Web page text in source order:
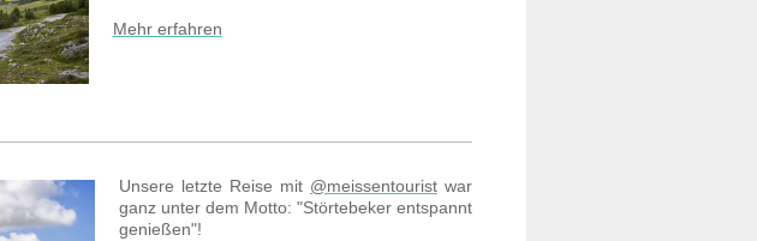
Mehr erfahren
Unsere letzte Reise mit @meissentourist war
ganz unter dem Motto: "Störtebeker entspannt
genießen"!